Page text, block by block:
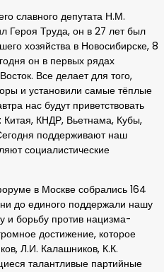
славного депутата Н.М.
Героя Труда, он в 27 лет был
хозяйства в Новосибирске, 8
он в первых рядах
Все делает для того,
и установили самые тёплые
нас будут приветствовать
Китая, КНДР, Вьетнама, Кубы,
поддерживают наш
социалистические
в Москве собрались 164
до единого поддержали нашу
и борьбу против нацизма-
достижение, которое
Л.И. Калашников, К.К.
талантливые партийные